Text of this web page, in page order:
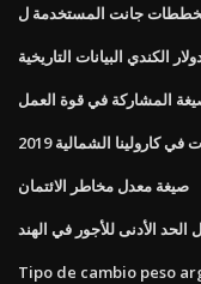
جانت المستخدمة ل
الكندي البيانات التاريخية
المشاركة في قوة العمل
كارولينا الشمالية 2019
صيغة معدل مخاطر الائتمان
الحد الأدنى للأجور في الهند
Tipo de cambio peso